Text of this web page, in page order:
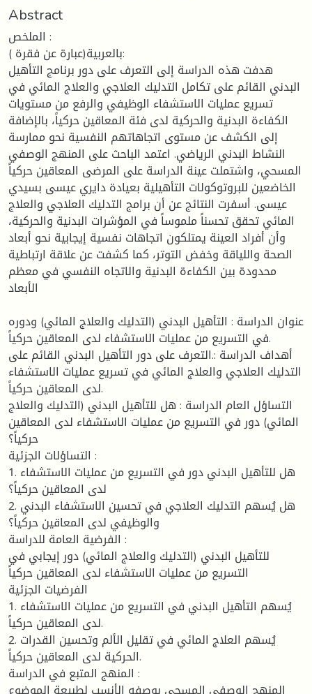
Abstract
الملخص :
بالعربية(عبارة عن فقرة ):
هدفت هذه الدراسة إلى التعرف على دور برنامج التأهيل
البدني القائم على تكامل التدليك العلاجي والعلاج المائي في
تسريع عمليات الاستشفاء الوظيفي والرفع من مستويات
الكفاءة البدنية والحركية لدى فئة المعاقين حركياً، بالإضافة
إلى الكشف عن مستوى اتجاهاتهم النفسية نحو ممارسة
النشاط البدني الرياضي. اعتمد الباحث على المنهج الوصفي
المسحي، واشتملت عينة الدراسة على المرضى المعاقين حركياً
الخاضعين للبروتوكولات التأهيلية بعيادة دايري عيسى بسيدي
عيسى. أسفرت النتائج عن أن برامج التدليك العلاجي والعلاج
المائي تحقق تحسناً ملموساً في المؤشرات البدنية والحركية،
وأن أفراد العينة يمتلكون اتجاهات نفسية إيجابية نحو أبعاد
الصحة واللياقة وخفض التوتر، كما كشفت عن علاقة ارتباطية
محدودة بين الكفاءة البدنية والاتجاه النفسي في معظم
الأبعاد
عنوان الدراسة : التأهيل البدني (التدليك والعلاج المائي) ودوره
في التسريع من عمليات الاستشفاء لدى المعاقين حركياً.
أهداف الدراسة :.التعرف على دور التأهيل البدني القائم على
التدليك العلاجي والعلاج المائي في تسريع عمليات الاستشفاء
لدى المعاقين حركياً.
التساؤل العام الدراسة : هل للتأهيل البدني (التدليك والعلاج
المائي) دور في التسريع من عمليات الاستشفاء لدى المعاقين
حركياً؟
التساؤلات الجزئية :
1. هل للتأهيل البدني دور في التسريع من عمليات الاستشفاء
لدى المعاقين حركياً؟
2. هل يُسهم التدليك العلاجي في تحسين الاستشفاء البدني
والوظيفي لدى المعاقين حركياً؟
الفرضية العامة للدراسة :
للتأهيل البدني (التدليك والعلاج المائي) دور إيجابي في
التسريع من عمليات الاستشفاء لدى المعاقين حركياً
الفرضيات الجزئية
1. يُسهم التأهيل البدني في التسريع من عمليات الاستشفاء
لدى المعاقين حركياً.
2. يُسهم العلاج المائي في تقليل الألم وتحسين القدرات
الحركية لدى المعاقين حركياً.
المنهج المتبع في الدراسة :